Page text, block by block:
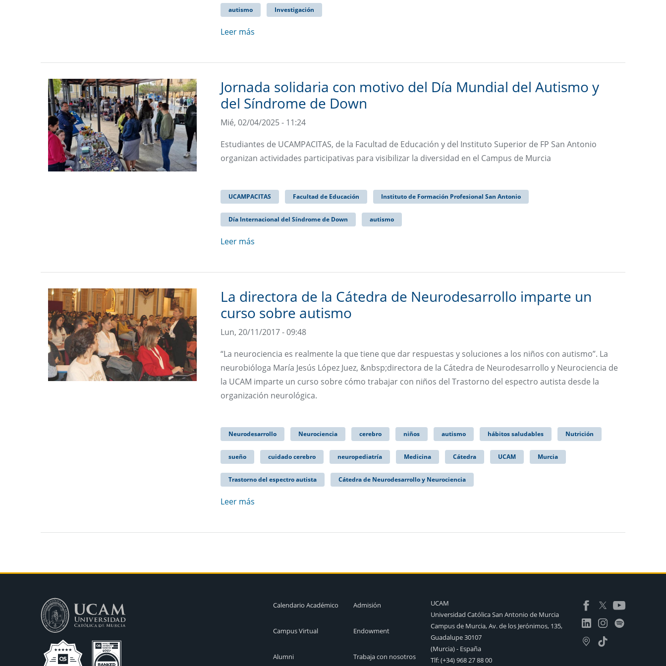
autismo Investigación
Leer más
Jornada solidaria con motivo del Día Mundial del Autismo y
del Síndrome de Down
Mié, 02/04/2025 - 11:24
Estudiantes de UCAMPACITAS, de la Facultad de Educación y del Instituto Superior de FP San Antonio
organizan actividades participativas para visibilizar la diversidad en el Campus de Murcia
UCAMPACITAS Facultad de Educación Instituto de Formación Profesional San Antonio
Día Internacional del Síndrome de Down autismo
Leer más
La directora de la Cátedra de Neurodesarrollo imparte un
curso sobre autismo
Lun, 20/11/2017 - 09:48
“La neurociencia es realmente la que tiene que dar respuestas y soluciones a los niños con autismo”. La
neurobióloga María Jesús López Juez, &nbsp;directora de la Cátedra de Neurodesarrollo y Neurociencia de
la UCAM imparte un curso sobre cómo trabajar con niños del Trastorno del espectro autista desde la
organización neurológica.
Neurodesarrollo Neurociencia cerebro niños autismo hábitos saludables Nutrición
sueño cuidado cerebro neuropediatría Medicina Cátedra UCAM Murcia
Trastorno del espectro autista Cátedra de Neurodesarrollo y Neurociencia
Leer más
Calendario Académico
Campus Virtual
Alumni
Admisión
Endowment
Trabaja con nosotros
UCAM
Universidad Católica San Antonio de Murcia
Campus de Murcia, Av. de los Jerónimos, 135,
Guadalupe 30107
(Murcia) - España
Tlf:(+34) 968 27 88 00